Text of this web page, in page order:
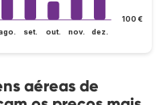
100 €
set. out. nov. dez.
aéreas de